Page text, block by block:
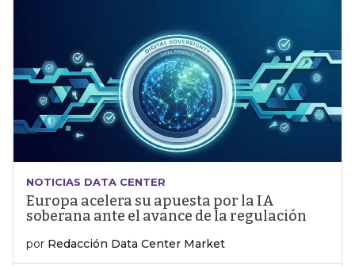
NOTICIAS DATA CENTER
Europa acelera su apuesta por la IA
soberana ante el avance de la regulación
por Redacción Data Center Market